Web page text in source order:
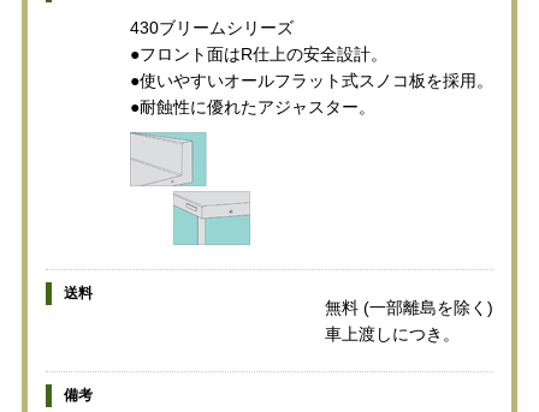
430ブリームシリーズ
●フロント面はR仕上の安全設計。
●使いやすいオールフラット式スノコ板を採用。
●耐蝕性に優れたアジャスター。
送料
無料 (一部離島を除く)
車上渡しにつき。
備考